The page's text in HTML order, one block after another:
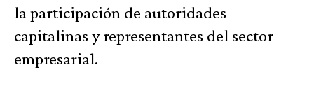
la participación de autoridades
capitalinas y representantes del sector
empresarial.